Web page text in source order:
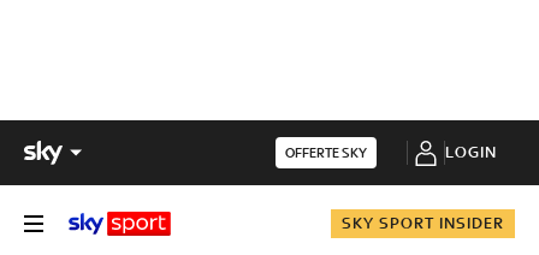
OFFERTE SKY LOGIN
SKY SPORT INSIDER